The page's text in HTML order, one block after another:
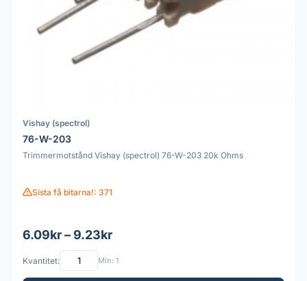
Vishay (spectrol)
76-W-203
Trimmermotstånd Vishay (spectrol) 76-W-203 20k Ohms
Sista få bitarna!: 371
6.09kr – 9.23kr
Kvantitet: Min: 1